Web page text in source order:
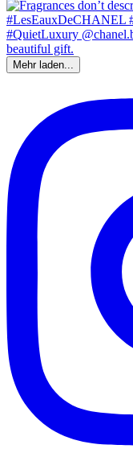
Mehr laden...